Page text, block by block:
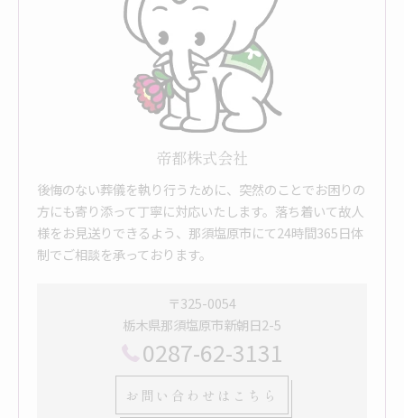
帝都株式会社
後悔のない葬儀を執り行うために、突然のことでお困りの
方にも寄り添って丁寧に対応いたします。落ち着いて故人
様をお見送りできるよう、那須塩原市にて24時間365日体
制でご相談を承っております。
〒325-0054
栃木県那須塩原市新朝日2-5
0287-62-3131
お問い合わせはこちら